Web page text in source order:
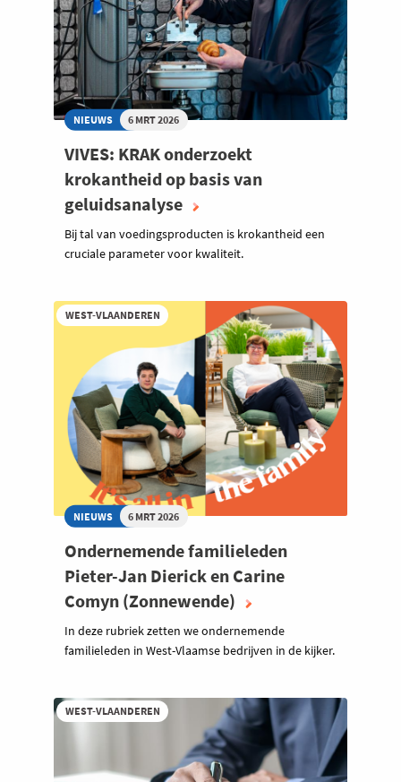
NIEUWS 6 MRT 2026
VIVES: KRAK onderzoekt
krokantheid op basis van
geluidsanalyse
Bij tal van voedingsproducten is krokantheid een
cruciale parameter voor kwaliteit.
WEST-VLAANDEREN
NIEUWS 6 MRT 2026
Ondernemende familieleden
Pieter-Jan Dierick en Carine
Comyn (Zonnewende)
In deze rubriek zetten we ondernemende
familieleden in West-Vlaamse bedrijven in de kijker.
WEST-VLAANDEREN